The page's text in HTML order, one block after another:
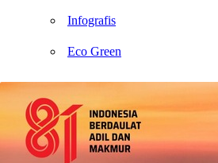
Infografis
Eco Green